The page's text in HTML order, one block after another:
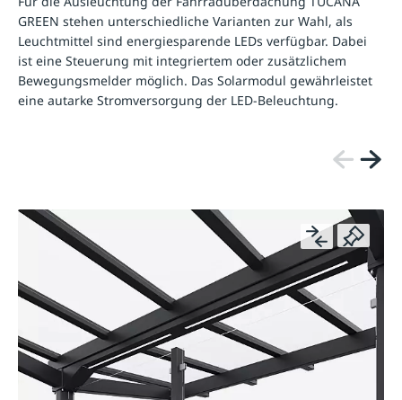
GREEN stehen unterschiedliche Varianten zur Wahl, als
Leuchtmittel sind energiesparende LEDs verfügbar. Dabei
ist eine Steuerung mit integriertem oder zusätzlichem
Bewegungsmelder möglich. Das Solarmodul gewährleistet
eine autarke Stromversorgung der LED-Beleuchtung.